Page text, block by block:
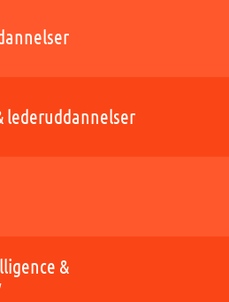
lederuddannelser
&